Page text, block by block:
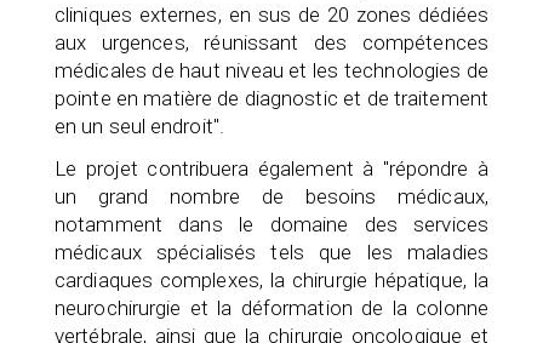
cliniques externes, en sus de 20 zones dédiées
aux urgences, réunissant des compétences
médicales de haut niveau et les technologies de
pointe en matière de diagnostic et de traitement
en un seul endroit".
Le projet contribuera également à "répondre à
un grand nombre de besoins médicaux,
notamment dans le domaine des services
médicaux spécialisés tels que les maladies
cardiaques complexes, la chirurgie hépatique, la
neurochirurgie et la déformation de la colonne
vertébrale, ainsi que la chirurgie oncologique et